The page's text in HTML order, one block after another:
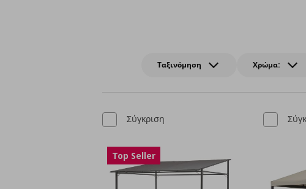
Ταξινόμηση Χρώμα:
Σύγκριση
Top Seller